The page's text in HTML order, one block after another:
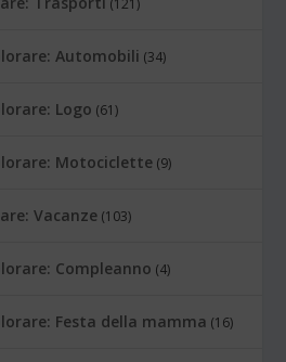
(121)
Automobili (34)
Logo (61)
Motociclette (9)
Vacanze (103)
Compleanno (4)
Festa della mamma (16)